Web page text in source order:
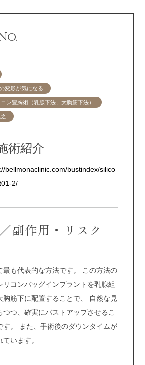
変形が気になる
ン豊胸術（乳腺下法、大胸筋下法）
術紹介
bellmonaclinic.com/bustindex/silico
2/
副作用・リスク
最も代表的な方法です。 この方法の
リコンバッグインプラントを乳腺組
胸筋下に配置することで、 自然な見
つつ、確実にバストアップさせるこ
す。 また、手術後のダウンタイムが
います。